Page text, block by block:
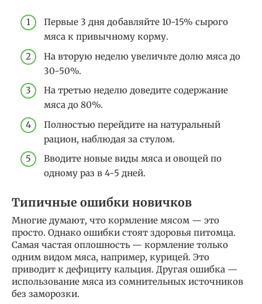
Первые 3 дня добавляйте 10-15% сырого
мяса к привычному корму.
На вторую неделю увеличьте долю мяса до
30-50%.
На третью неделю доведите содержание
мяса до 80%.
Полностью перейдите на натуральный
рацион, наблюдая за стулом.
Вводите новые виды мяса и овощей по
одному раз в 4-5 дней.
Типичные ошибки новичков
Многие думают, что кормление мясом — это
просто. Однако ошибки стоят здоровья питомца.
Самая частая оплошность — кормление только
одним видом мяса, например, курицей. Это
приводит к дефициту кальция. Другая ошибка —
использование мяса из сомнительных источников
без заморозки.